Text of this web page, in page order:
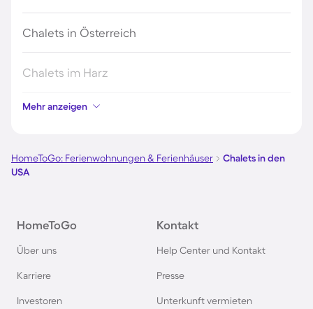
Chalets in Österreich
Chalets im Harz
Chalets im Schwarzwald
Chalets in Schweden
Chalets in Holland
Chalets im Bayerischen Wald
Mehr anzeigen
HomeToGo: Ferienwohnungen & Ferienhäuser
Chalets in den
USA
HomeToGo
Über uns
Karriere
Investoren
Kontakt
Help Center und Kontakt
Presse
Unterkunft vermieten